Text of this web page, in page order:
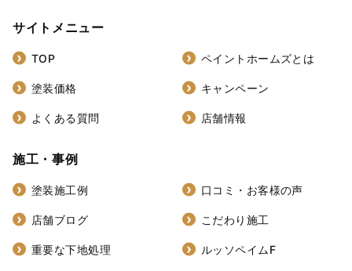
サイトメニュー
TOP ペイントホームズとは
塗装価格 キャンペーン
よくある質問 店舗情報
施工・事例
塗装施工例 口コミ・お客様の声
店舗ブログ こだわり施工
重要な下地処理 ルッソペイムF